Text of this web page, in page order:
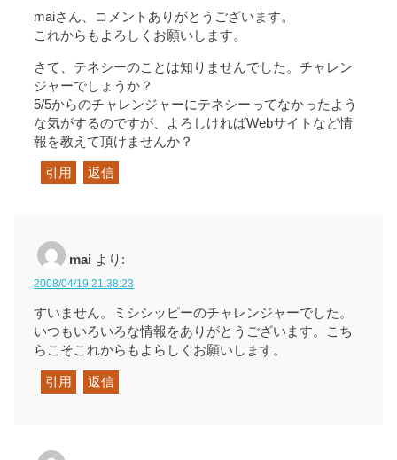
maiさん、コメントありがとうございます。
これからもよろしくお願いします。
さて、テネシーのことは知りませんでした。チャレン
ジャーでしょうか？
5/5からのチャレンジャーにテネシーってなかったよう
な気がするのですが、よろしければWebサイトなど情
報を教えて頂けませんか？
引用 返信
mai より:
2008/04/19 21:38:23
すいません。ミシシッピーのチャレンジャーでした。
いつもいろいろな情報をありがとうございます。こち
らこそこれからもよらしくお願いします。
引用 返信